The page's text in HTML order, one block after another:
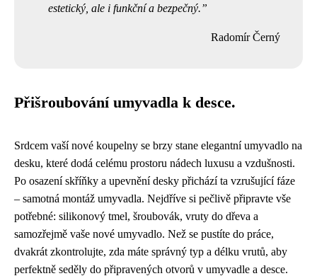
estetický, ale i funkční a bezpečný.
Radomír Černý
Přišroubování umyvadla k desce.
Srdcem vaší nové koupelny se brzy stane elegantní umyvadlo na
desku, které dodá celému prostoru nádech luxusu a vzdušnosti.
Po osazení skříňky a upevnění desky přichází ta vzrušující fáze
– samotná montáž umyvadla. Nejdříve si pečlivě připravte vše
potřebné: silikonový tmel, šroubovák, vruty do dřeva a
samozřejmě vaše nové umyvadlo. Než se pustíte do práce,
dvakrát zkontrolujte, zda máte správný typ a délku vrutů, aby
perfektně seděly do připravených otvorů v umyvadle a desce.